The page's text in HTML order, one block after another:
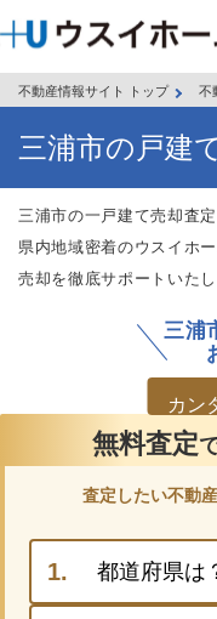
不動産情報サイト トップ 不
三浦市の戸建
三浦市の一戸建て売却査
県内地域密着のウスイホ
売却を徹底サポートいたし
三浦
カン
無料査定
査定したい不動